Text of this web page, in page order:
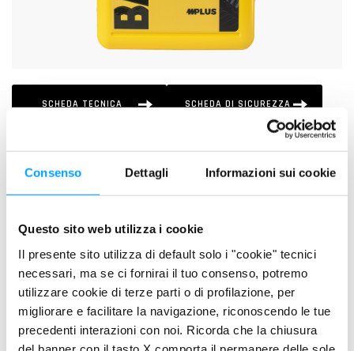
Consenso Dettagli Informazioni sui cookie
Questo sito web utilizza i cookie
Il presente sito utilizza di default solo i "cookie" tecnici
necessari, ma se ci fornirai il tuo consenso, potremo
utilizzare cookie di terze parti o di profilazione, per
migliorare e facilitare la navigazione, riconoscendo le tue
precedenti interazioni con noi. Ricorda che la chiusura
SCHEDA TECNICA SCHEDA DI SICUREZZA
DESCRIZIONE
BARDAHL ATF SPEED D-III G è un fluido formulato
automatiche e nelle idroguide di auto e veicoli commerciali per
le quali il costruttore prescriva fluidi di tipo ATF di livello GM D-
IIIG.
PLUS DI PRODOTTO
La speciale additivazione utilizzata conferisce al prodotto